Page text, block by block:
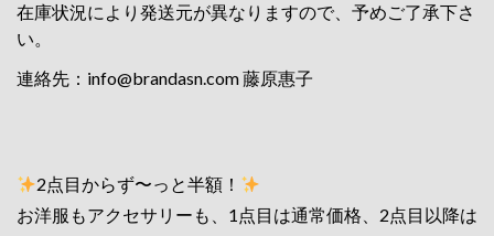
在庫状況により発送元が異なりますので、予めご了承下さ
い。
連絡先： info@brandasn.com藤原惠子
2点目からず〜っと半額！
お洋服もアクセサリーも、1点目は通常価格、2点目以降は